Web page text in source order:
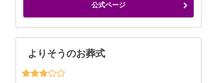
公式ページ
よりそうのお葬式